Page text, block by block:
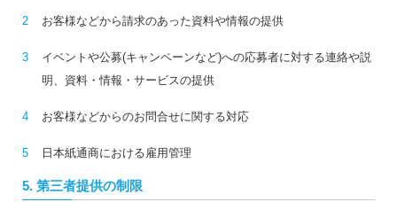
2 お客様などから請求のあった資料や情報の提供
3
イベントや公募(キャンペーンなど)への応募者に対する連絡や説
明、資料・情報・サービスの提供
4 お客様などからのお問合せに関する対応
5 日本紙通商における雇用管理
5. 第三者提供の制限